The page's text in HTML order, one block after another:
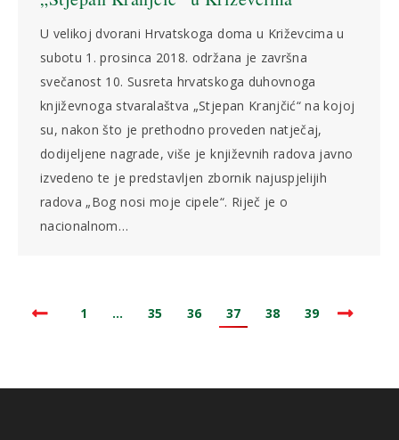
U velikoj dvorani Hrvatskoga doma u Križevcima u
subotu 1. prosinca 2018. održana je završna
svečanost 10. Susreta hrvatskoga duhovnoga
književnoga stvaralaštva „Stjepan Kranjčić“ na kojoj
su, nakon što je prethodno proveden natječaj,
dodijeljene nagrade, više je književnih radova javno
izvedeno te je predstavljen zbornik najuspjelijih
radova „Bog nosi moje cipele“. Riječ je o
nacionalnom…
1 … 35 36 37 38 39